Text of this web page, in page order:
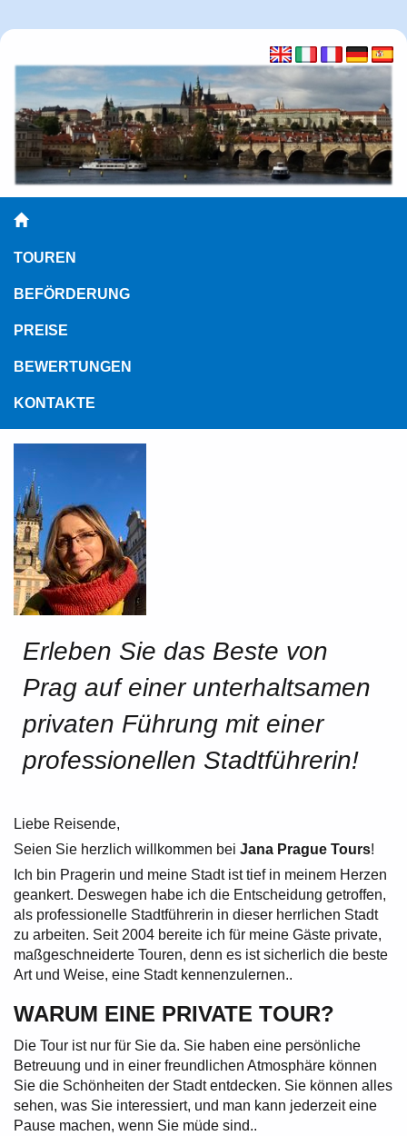
TOUREN
BEFÖRDERUNG
PREISE
BEWERTUNGEN
KONTAKTE
Erleben Sie das Beste von
Prag auf einer unterhaltsamen
privaten Führung mit einer
professionellen Stadtführerin!
Liebe Reisende,
Seien Sie herzlich willkommen bei Jana Prague Tours!
Ich bin Pragerin und meine Stadt ist tief in meinem Herzen
geankert. Deswegen habe ich die Entscheidung getroffen,
als professionelle Stadtführerin in dieser herrlichen Stadt
zu arbeiten. Seit 2004 bereite ich für meine Gäste private,
maßgeschneiderte Touren, denn es ist sicherlich die beste
Art und Weise, eine Stadt kennenzulernen..
WARUM EINE PRIVATE TOUR?
Die Tour ist nur für Sie da. Sie haben eine persönliche
Betreuung und in einer freundlichen Atmosphäre können
Sie die Schönheiten der Stadt entdecken. Sie können alles
sehen, was Sie interessiert, und man kann jederzeit eine
Pause machen, wenn Sie müde sind..